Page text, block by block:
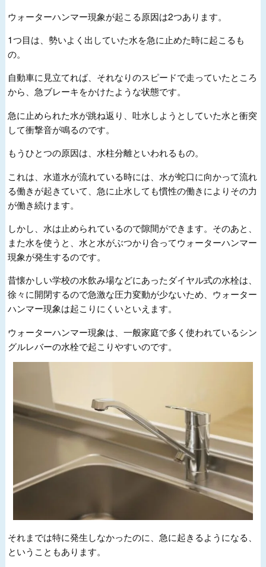
ウォーターハンマー現象が起こる原因は2つあります。
1つ目は、勢いよく出していた水を急に止めた時に起こるも
の。
自動車に見立てれば、それなりのスピードで走っていたところ
から、急ブレーキをかけたような状態です。
急に止められた水が跳ね返り、吐水しようとしていた水と衝突
して衝撃音が鳴るのです。
もうひとつの原因は、水柱分離といわれるもの。
これは、水道水が流れている時には、水が蛇口に向かって流れ
る働きが起きていて、急に止水しても慣性の働きによりその力
が働き続けます。
しかし、水は止められているので隙間ができます。そのあと、
また水を使うと、水と水がぶつかり合ってウォーターハンマー
現象が発生するのです。
昔懐かしい学校の水飲み場などにあったダイヤル式の水栓は、
徐々に開閉するので急激な圧力変動が少ないため、ウォーター
ハンマー現象は起こりにくいといえます。
ウォーターハンマー現象は、一般家庭で多く使われているシン
グルレバーの水栓で起こりやすいのです。
それまでは特に発生しなかったのに、急に起きるようになる、
ということもあります。